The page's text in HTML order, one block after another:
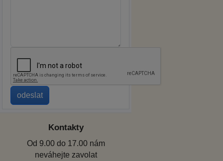
Kontakty
Od 9.00 do 17.00 nám
neváhejte zavolat